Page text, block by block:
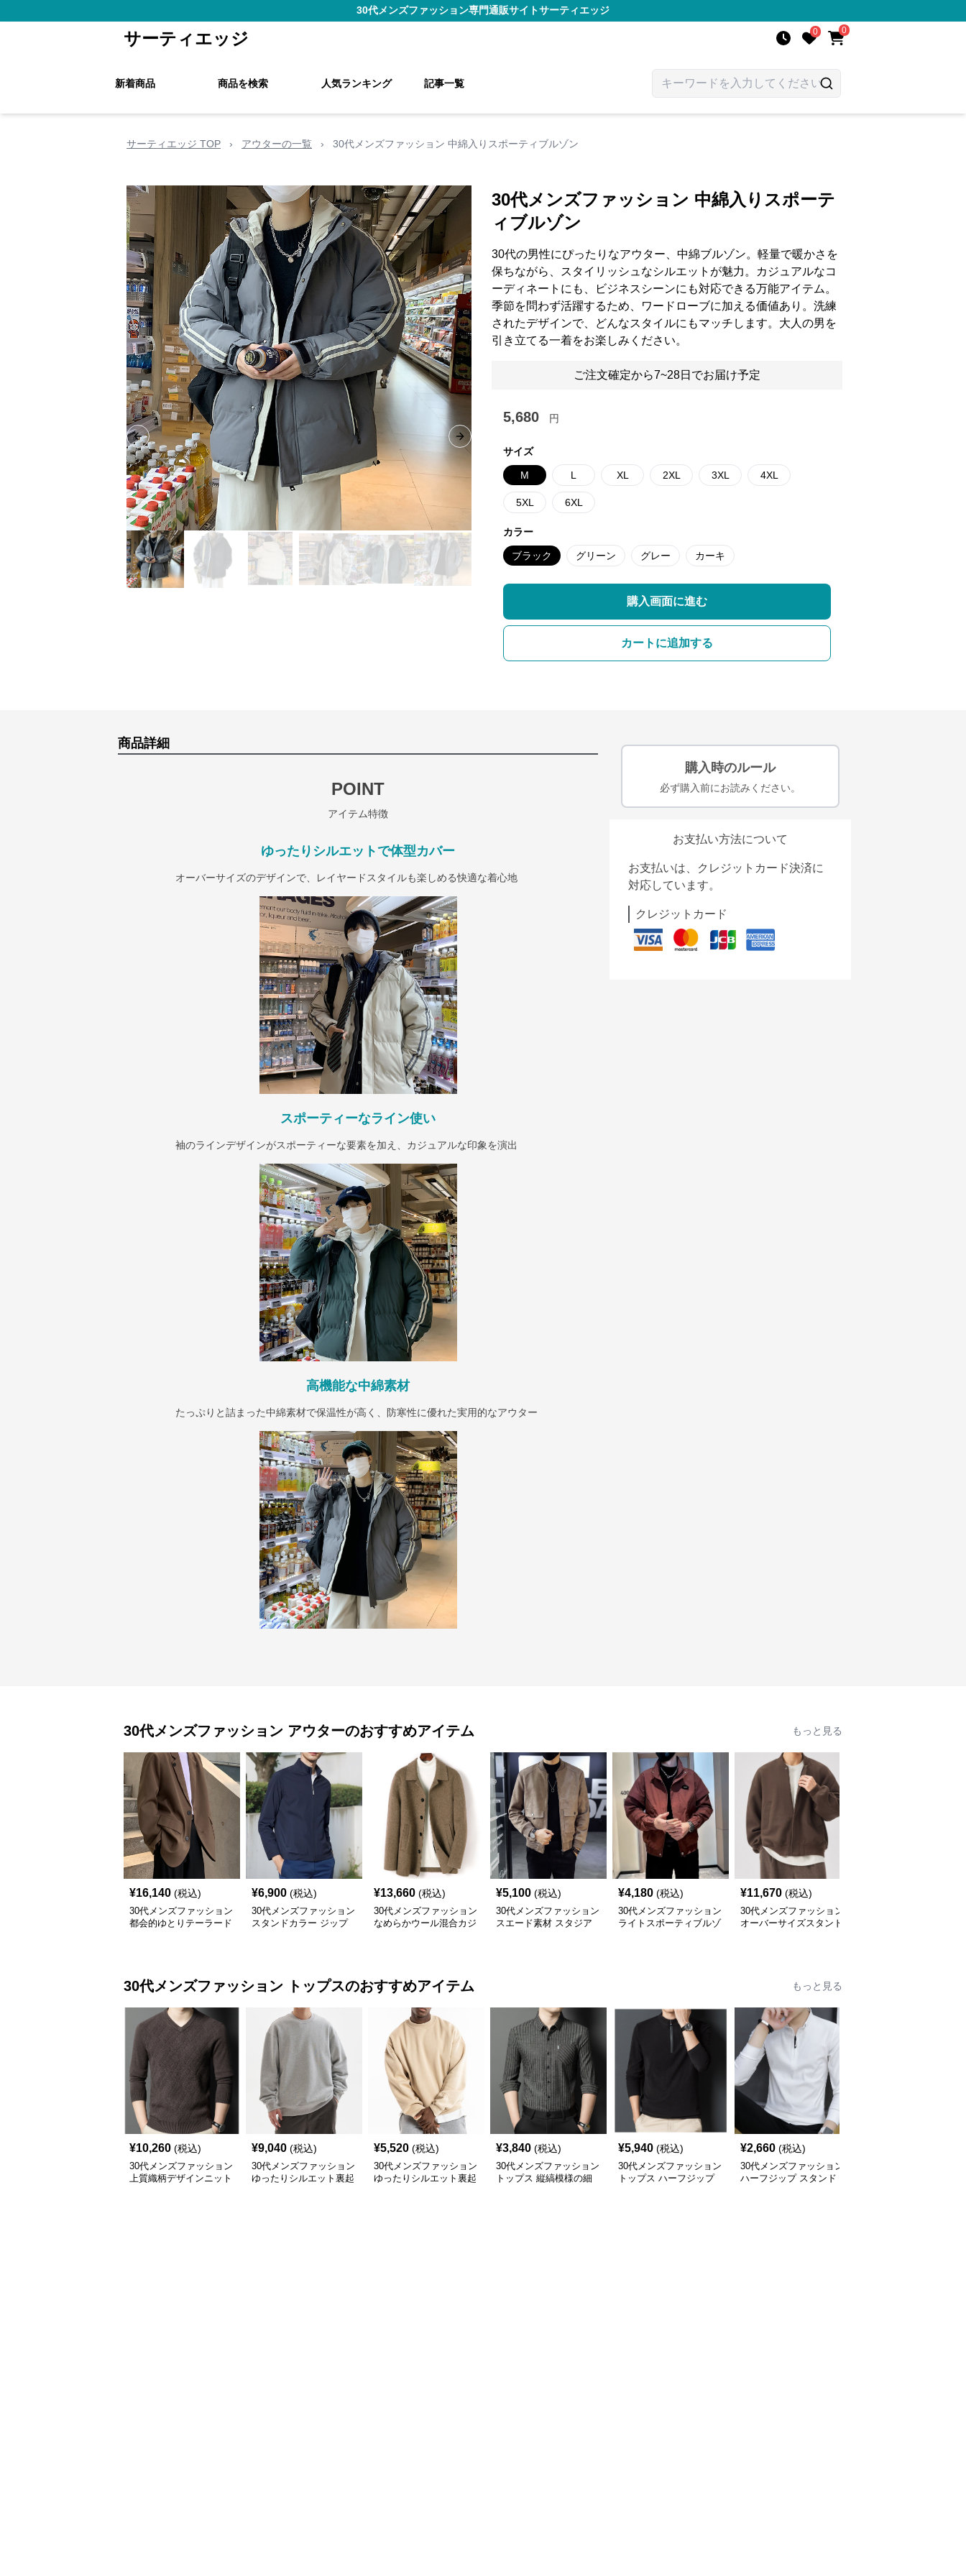
30代メンズファッション専門通販サイトサーティエッジ
サーティエッジ 0 0
新着商品 商品を検索 人気ランキング 記事一覧
サーティエッジ TOP › アウターの一覧 › 30代メンズファッション 中綿入りスポーティブルゾン
Previous slide Next slide
30代メンズファッション 中綿入りスポーテ
ィブルゾン
30代の男性にぴったりなアウター、中綿ブルゾン。軽量で暖かさを
保ちながら、スタイリッシュなシルエットが魅力。カジュアルなコ
ーディネートにも、ビジネスシーンにも対応できる万能アイテム。
季節を問わず活躍するため、ワードローブに加える価値あり。洗練
されたデザインで、どんなスタイルにもマッチします。大人の男を
引き立てる一着をお楽しみください。
ご注文確定から7~28日でお届け予定
5,680 円
サイズ
M L XL 2XL 3XL 4XL
5XL 6XL
カラー
ブラック グリーン グレー カーキ
購入画面に進む
カートに追加する
商品詳細
POINT
アイテム特徴
ゆったりシルエットで体型カバー
オーバーサイズのデザインで、レイヤードスタイルも楽しめる快適な着心地
スポーティーなライン使い
袖のラインデザインがスポーティーな要素を加え、カジュアルな印象を演出
高機能な中綿素材
たっぷりと詰まった中綿素材で保温性が高く、防寒性に優れた実用的なアウター
購入時のルール
必ず購入前にお読みください。
お支払い方法について
お支払いは、クレジットカード決済に
対応しています。
クレジットカード
30代メンズファッション アウターのおすすめアイテム もっと見る
¥16,140 (税込)
30代メンズファッション
都会的ゆとりテーラード
¥6,900 (税込)
30代メンズファッション
スタンドカラー ジップ
¥13,660 (税込)
30代メンズファッション
なめらかウール混合カジ
¥5,100 (税込)
30代メンズファッション
スエード素材 スタジア
¥4,180 (税込)
30代メンズファッション
ライトスポーティブルゾ
¥11,670 (税込)
30代メンズファッション
オーバーサイズスタンド
30代メンズファッション トップスのおすすめアイテム もっと見る
¥10,260 (税込)
30代メンズファッション
上質織柄デザインニット
¥9,040 (税込)
30代メンズファッション
ゆったりシルエット裏起
¥5,520 (税込)
30代メンズファッション
ゆったりシルエット裏起
¥3,840 (税込)
30代メンズファッション
トップス 縦縞模様の細
¥5,940 (税込)
30代メンズファッション
トップス ハーフジップ
¥2,660 (税込)
30代メンズファッション
ハーフジップ スタンド